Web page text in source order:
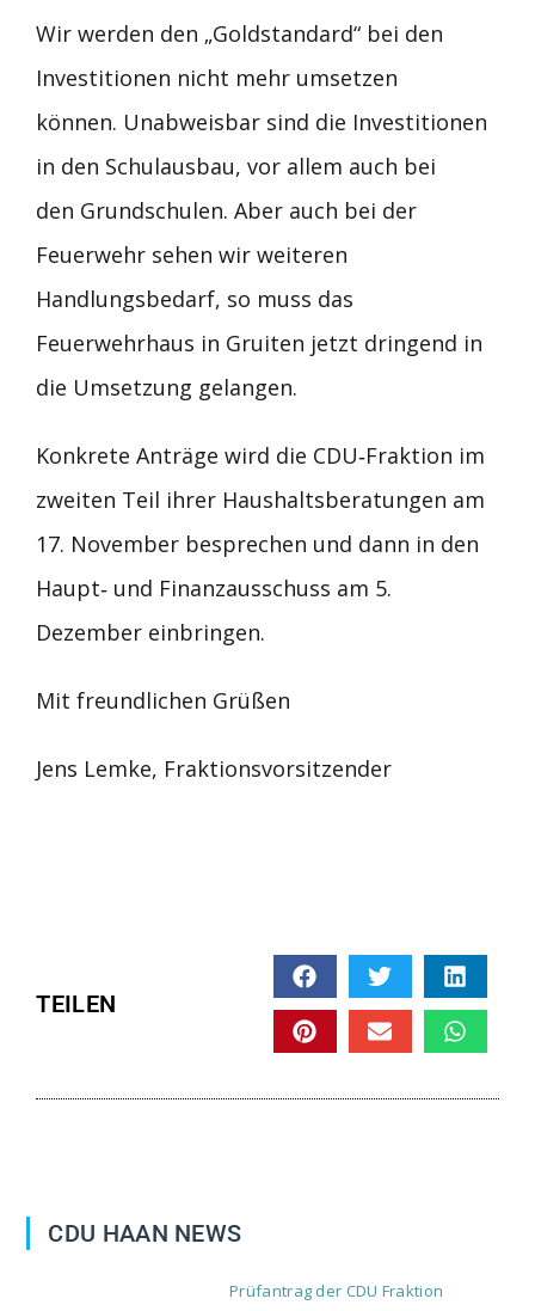
Wir werden den „Goldstandard“ bei den
Investitionen nicht mehr umsetzen
können. Unabweisbar sind die Investitionen
in den Schulausbau, vor allem auch bei
den Grundschulen. Aber auch bei der
Feuerwehr sehen wir weiteren
Handlungsbedarf, so muss das
Feuerwehrhaus in Gruiten jetzt dringend in
die Umsetzung gelangen.
Konkrete Anträge wird die CDU‐Fraktion im
zweiten Teil ihrer Haushaltsberatungen am
17. November besprechen und dann in den
Haupt‐ und Finanzausschuss am 5.
Dezember einbringen.
Mit freundlichen Grüßen
Jens Lemke, Fraktionsvorsitzender
TEILEN
CDU HAAN NEWS
Prüfantrag der CDU Fraktion